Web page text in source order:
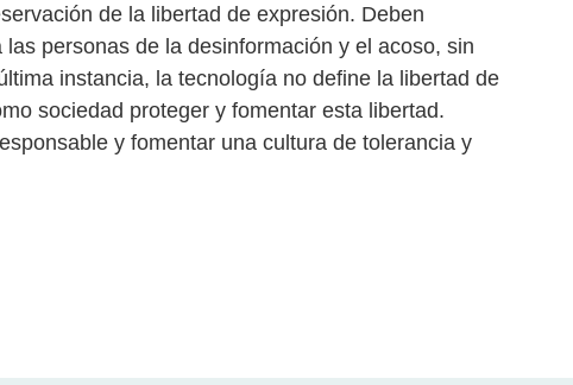
de la libertad de expresión. Deben
personas de la desinformación y el acoso, sin
instancia, la tecnología no define la libertad de
sociedad proteger y fomentar esta libertad.
y fomentar una cultura de tolerancia y